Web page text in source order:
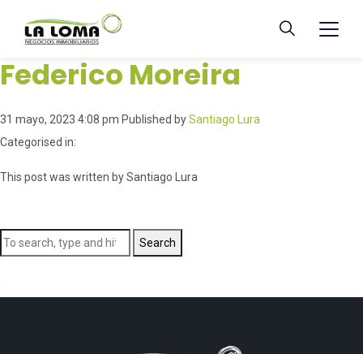
Federico Moreira
31 mayo, 2023 4:08 pm Published bySantiago Lura
Categorised in:
This post was written by Santiago Lura
Search